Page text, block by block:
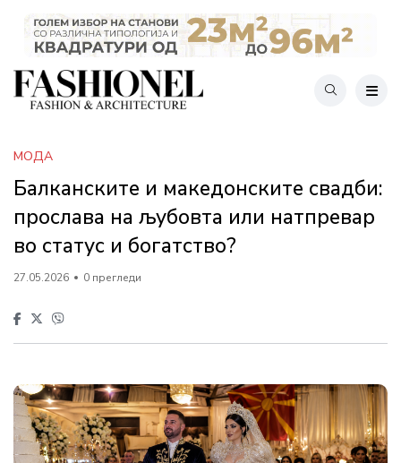
МОДА
Балканските и македонските свадби:
прослава на љубовта или натпревар
во статус и богатство?
27.05.2026 0 прегледи